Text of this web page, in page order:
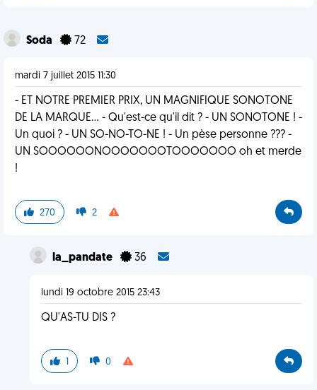
Soda 72
mardi 7 juillet 2015 11:30
- ET NOTRE PREMIER PRIX, UN MAGNIFIQUE SONOTONE
DE LA MARQUE... - Qu'est-ce qu'il dit ? - UN SONOTONE ! -
Un quoi ? - UN SO-NO-TO-NE ! - Un pèse personne ??? -
UN SOOOOOONOOOOOOOTOOOOOOO oh et merde
!
270 2
la_pandate 36
lundi 19 octobre 2015 23:43
QU'AS-TU DIS ?
1 0